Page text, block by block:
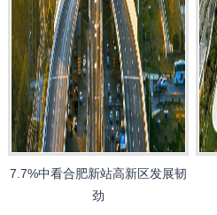
7.7%中看合肥新站高新区发展韧
劲